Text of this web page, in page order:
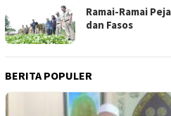
Ramai-Ramai
dan Fasos
BERITA POPULER